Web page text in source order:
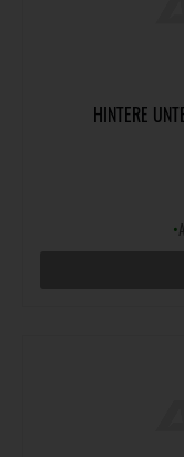
HINTERE
•